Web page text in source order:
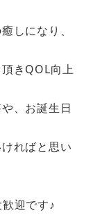
しになり、
きQOL向上
、お誕生日
ればと思い
迎です♪